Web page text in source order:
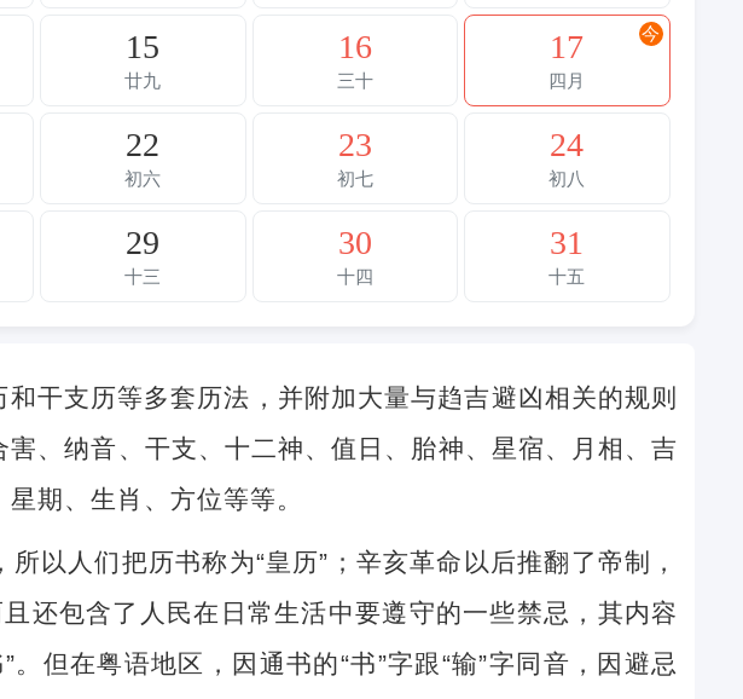
15
廿九
16
三十
17
四月
今
22
初六
23
初七
24
初八
29
十三
30
十四
31
十五
干支历等多套历法，并附加大量与趋吉避凶相关的规则
、纳音、干支、十二神、值日、胎神、星宿、月相、吉
期、生肖、方位等等。
以人们把历书称为“皇历”；辛亥革命以后推翻了帝制，
还包含了人民在日常生活中要遵守的一些禁忌，其内容
但在粤语地区，因通书的“书”字跟“输”字同音，因避忌